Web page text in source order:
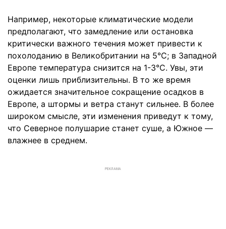
Например, некоторые климатические модели
предполагают, что замедление или остановка
критически важного течения может привести к
похолоданию в Великобритании на 5°C; в Западной
Европе температура снизится на 1-3°C. Увы, эти
оценки лишь приблизительны. В то же время
ожидается значительное сокращение осадков в
Европе, а штормы и ветра станут сильнее. В более
широком смысле, эти изменения приведут к тому,
что Северное полушарие станет суше, а Южное —
влажнее в среднем.
РЕКЛАМА